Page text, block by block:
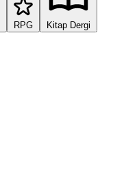
RPG Kitap Dergi